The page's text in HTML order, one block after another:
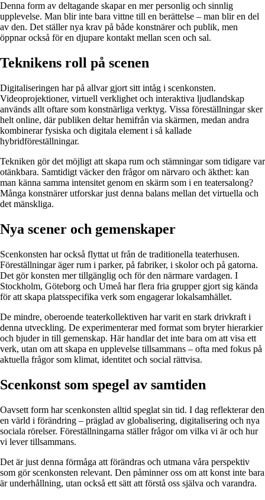
Denna form av deltagande skapar en mer personlig och sinnlig
upplevelse. Man blir inte bara vittne till en berättelse – man blir en del
av den. Det ställer nya krav på både konstnärer och publik, men
öppnar också för en djupare kontakt mellan scen och sal.
Teknikens roll på scenen
Digitaliseringen har på allvar gjort sitt intåg i scenkonsten.
Videoprojektioner, virtuell verklighet och interaktiva ljudlandskap
används allt oftare som konstnärliga verktyg. Vissa föreställningar sker
helt online, där publiken deltar hemifrån via skärmen, medan andra
kombinerar fysiska och digitala element i så kallade
hybridföreställningar.
Tekniken gör det möjligt att skapa rum och stämningar som tidigare var
otänkbara. Samtidigt väcker den frågor om närvaro och äkthet: kan
man känna samma intensitet genom en skärm som i en teatersalong?
Många konstnärer utforskar just denna balans mellan det virtuella och
det mänskliga.
Nya scener och gemenskaper
Scenkonsten har också flyttat ut från de traditionella teaterhusen.
Föreställningar äger rum i parker, på fabriker, i skolor och på gatorna.
Det gör konsten mer tillgänglig och för den närmare vardagen. I
Stockholm, Göteborg och Umeå har flera fria grupper gjort sig kända
för att skapa platsspecifika verk som engagerar lokalsamhället.
De mindre, oberoende teaterkollektiven har varit en stark drivkraft i
denna utveckling. De experimenterar med format som bryter hierarkier
och bjuder in till gemenskap. Här handlar det inte bara om att visa ett
verk, utan om att skapa en upplevelse tillsammans – ofta med fokus på
aktuella frågor som klimat, identitet och social rättvisa.
Scenkonst som spegel av samtiden
Oavsett form har scenkonsten alltid speglat sin tid. I dag reflekterar den
en värld i förändring – präglad av globalisering, digitalisering och nya
sociala rörelser. Föreställningarna ställer frågor om vilka vi är och hur
vi lever tillsammans.
Det är just denna förmåga att förändras och utmana våra perspektiv
som gör scenkonsten relevant. Den påminner oss om att konst inte bara
är underhållning, utan också ett sätt att förstå oss själva och varandra.